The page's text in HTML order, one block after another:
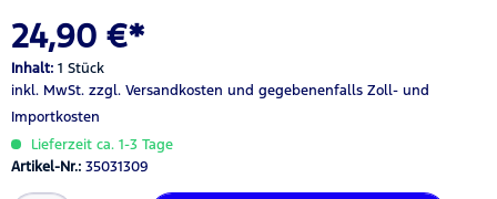
24,90 €*
Inhalt: 1 Stück
inkl. MwSt. zzgl. Versandkosten und gegebenenfalls Zoll- und
Importkosten
Lieferzeit ca. 1-3 Tage
Artikel-Nr.: 35031309